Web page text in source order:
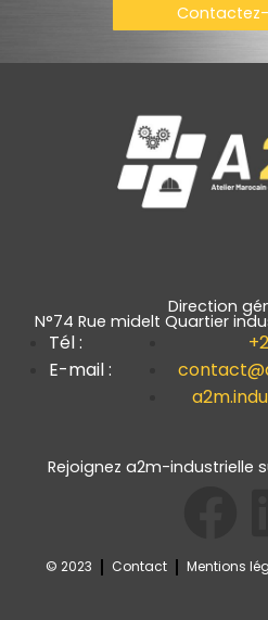
Direction
N°74 Rue midelt Quartier
Tél :
E-mail :
Rejoignez a2m-industrielle
© 2023 Contact Mentions